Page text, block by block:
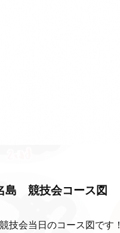
島 競技会コース図
会当日のコース図です！